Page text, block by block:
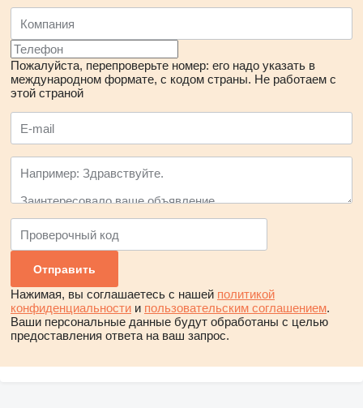
Пожалуйста, перепроверьте номер: его надо указать в
международном формате, с кодом страны. Не работаем с
этой страной
Нажимая, вы соглашаетесь с нашей политикой
конфиденциальности и пользовательским соглашением.
Ваши персональные данные будут обработаны с целью
предоставления ответа на ваш запрос.